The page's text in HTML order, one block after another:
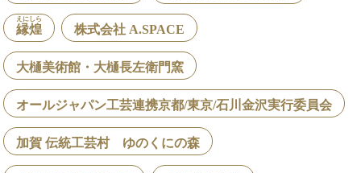
縁煌
えにしら
株式会社 A.SPACE
大樋美術館・大樋長左衛門窯
オールジャパン工芸連携京都/東京/石川金沢実行委員会
加賀 伝統工芸村 ゆのくにの森